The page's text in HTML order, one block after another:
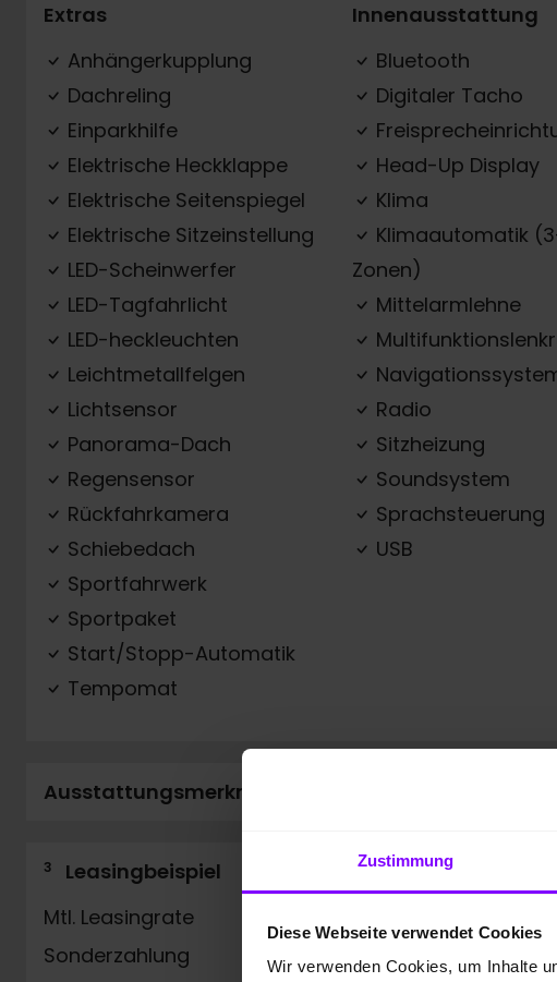
Zustimmung
Diese Webseite verwendet Cookies
Wir verwenden Cookies, um Inhalte
Extras
Anhängerkupplung
Dachreling
Einparkhilfe
Elektrische Heckklappe
Elektrische Seitenspiegel
Elektrische Sitzeinstellung
LED-Scheinwerfer
LED-Tagfahrlicht
LED-heckleuchten
Leichtmetallfelgen
Lichtsensor
Panorama-Dach
Regensensor
Rückfahrkamera
Schiebedach
Sportfahrwerk
Sportpaket
Start/Stopp-Automatik
Tempomat
Innenausstattung
Bluetooth
Digitaler Tacho
Head-Up Display
Klima
Klimaautomatik
Zonen)
Mittelarmlehne
Radio
Sitzheizung
Soundsystem
Sprachsteuerung
USB
Ausstattungsmerkmale
3
Leasingbeispiel
Mtl. Leasingrate
Sonderzahlung